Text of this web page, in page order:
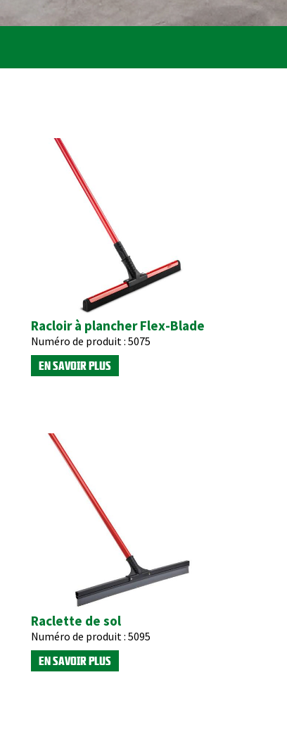
Racloir à plancher Flex-Blade
Numéro de produit : 5075
EN SAVOIR PLUS
Raclette de sol
Numéro de produit : 5095
EN SAVOIR PLUS